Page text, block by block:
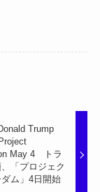
Trump
May 4 トラ
「プロジェク
ダム」4日開始